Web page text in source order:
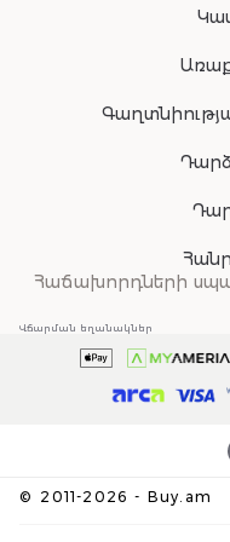
Հաճախորդների
© 2011-2026 - Buy.am
Վճարման եղանակներ